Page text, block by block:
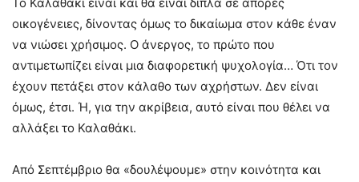
οικογένειες, δίνοντας όμως το δικαίωμα στον κάθε έναν
να νιώσει χρήσιμος. Ο άνεργος, το πρώτο που
αντιμετωπίζει είναι μια διαφορετική ψυχολογία… Ότι τον
έχουν πετάξει στον κάλαθο των αχρήστων. Δεν είναι
όμως, έτσι. Ή, για την ακρίβεια, αυτό είναι που θέλει να
αλλάξει το Καλαθάκι.
Από Σεπτέμβριο θα «δουλέψουμε» στην κοινότητα και